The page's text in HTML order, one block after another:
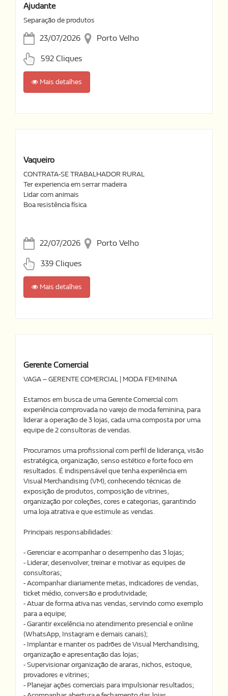
Ajudante
Separação de produtos
23/07/2026 Porto Velho
592 Cliques
Mais detalhes
Vaqueiro
CONTRATA-SE TRABALHADOR RURAL
Ter experiencia em serrar madeira
Lidar com animais
Boa resistência física
22/07/2026 Porto Velho
339 Cliques
Mais detalhes
Gerente Comercial
VAGA – GERENTE COMERCIAL | MODA FEMININA
Estamos em busca de uma Gerente Comercial com
experiência comprovada no varejo de moda feminina, para
liderar a operação de 3 lojas, cada uma composta por uma
equipe de 2 consultoras de vendas.
Procuramos uma profissional com perfil de liderança, visão
estratégica, organização, senso estético e forte foco em
resultados. É indispensável que tenha experiência em
Visual Merchandising (VM), conhecendo técnicas de
exposição de produtos, composição de vitrines,
organização por coleções, cores e categorias, garantindo
uma loja atrativa e que estimule as vendas.
Principais responsabilidades:
- Gerenciar e acompanhar o desempenho das 3 lojas;
- Liderar, desenvolver, treinar e motivar as equipes de
consultoras;
- Acompanhar diariamente metas, indicadores de vendas,
ticket médio, conversão e produtividade;
- Atuar de forma ativa nas vendas, servindo como exemplo
para a equipe;
- Garantir excelência no atendimento presencial e online
(WhatsApp, Instagram e demais canais);
- Implantar e manter os padrões de Visual Merchandising,
organização e apresentação das lojas;
- Supervisionar organização de araras, nichos, estoque,
provadores e vitrines;
- Planejar ações comerciais para impulsionar resultados;